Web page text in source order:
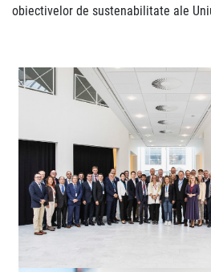
obiectivelor de sustenabilitate ale